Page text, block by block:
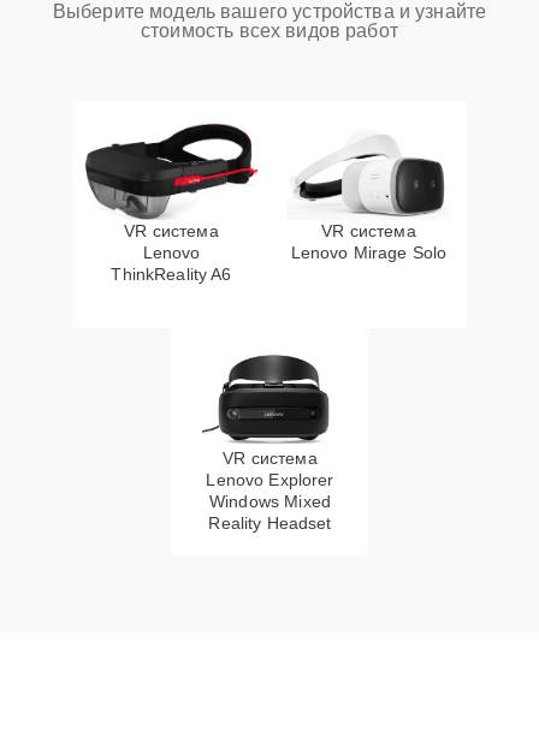
Выберите модель вашего устройства и узнайте
стоимость всех видов работ
VR система
Lenovo
ThinkReality A6
VR система
Lenovo Mirage Solo
VR система
Lenovo Explorer
Windows Mixed
Reality Headset